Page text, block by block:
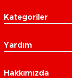
Kategoriler
Yardım
Hakkımızda